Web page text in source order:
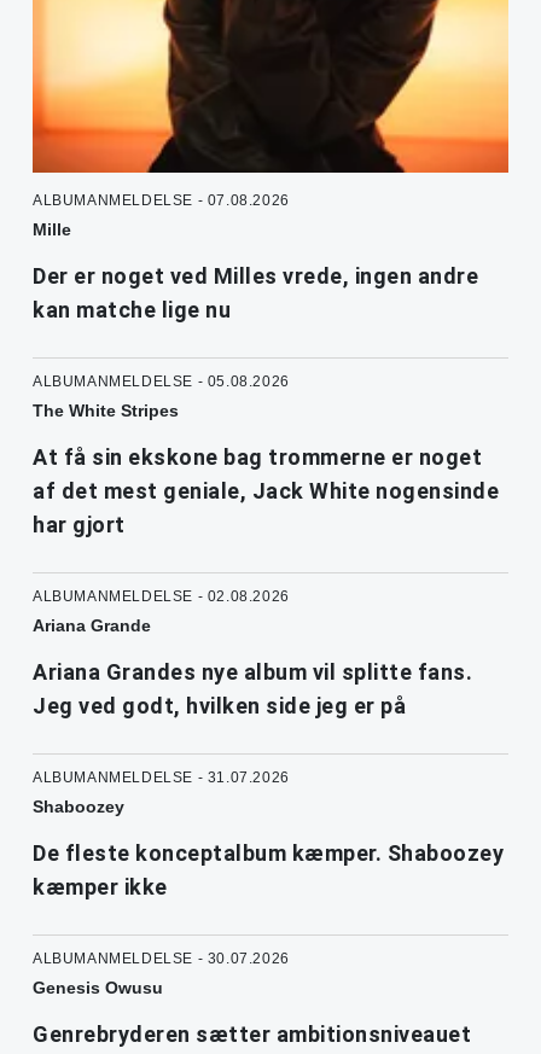
ALBUMANMELDELSE - 07.08.2026
Mille
Der er noget ved Milles vrede, ingen andre
kan matche lige nu
ALBUMANMELDELSE - 05.08.2026
The White Stripes
At få sin ekskone bag trommerne er noget
af det mest geniale, Jack White nogensinde
har gjort
ALBUMANMELDELSE - 02.08.2026
Ariana Grande
Ariana Grandes nye album vil splitte fans.
Jeg ved godt, hvilken side jeg er på
ALBUMANMELDELSE - 31.07.2026
Shaboozey
De fleste konceptalbum kæmper. Shaboozey
kæmper ikke
ALBUMANMELDELSE - 30.07.2026
Genesis Owusu
Genrebryderen sætter ambitionsniveauet